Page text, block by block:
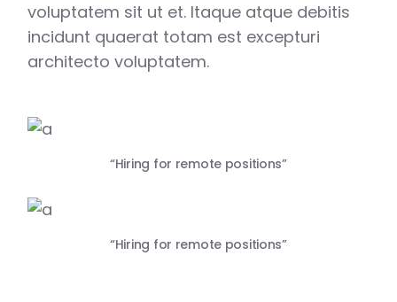
voluptatem sit ut et. Itaque atque debitis
incidunt quaerat totam est excepturi
architecto voluptatem.
“Hiring for remote positions”
“Hiring for remote positions”